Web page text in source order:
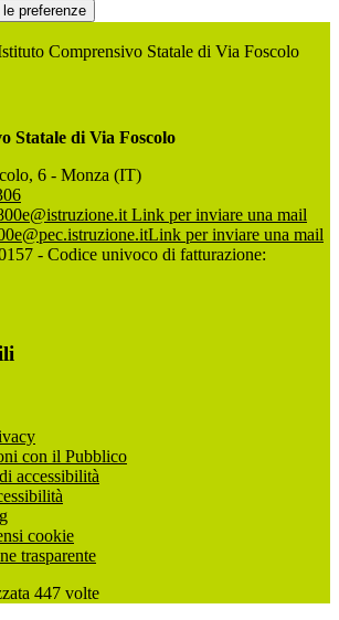
preferenze
Comprensivo Statale di Via Foscolo
Statale di Via Foscolo
6 - Monza (IT)
Link per inviare una mail
Link per inviare una mail
- Codice univoco di fatturazione:
con il Pubblico
accessibilità
cookie
trasparente
447 volte